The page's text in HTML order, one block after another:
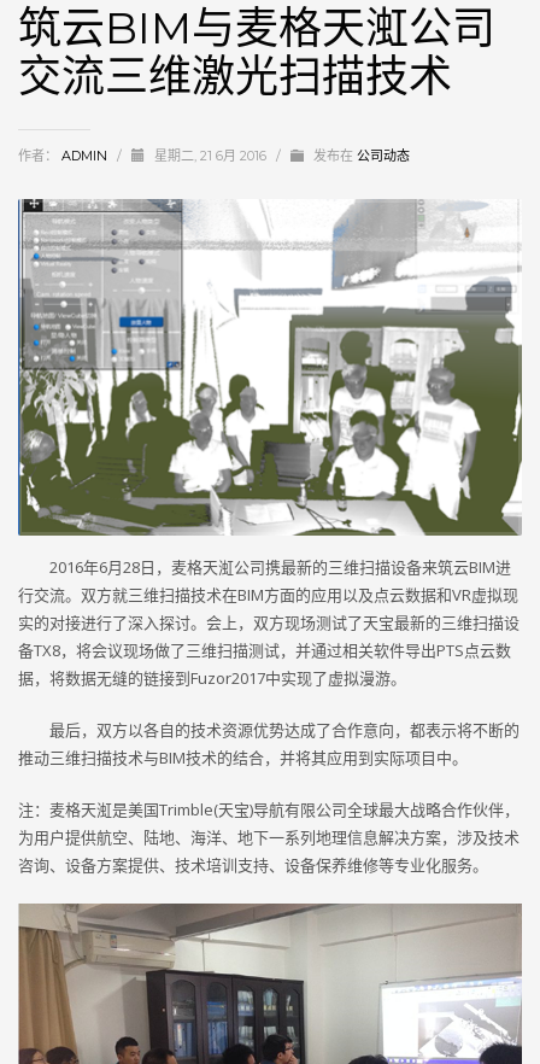
筑云BIM与麦格天渱公司
交流三维激光扫描技术
作者： ADMIN / 星期二, 21 6月 2016 / 发布在 公司动态
2016年6月28日，麦格天渱公司携最新的三维扫描设备来筑云BIM进
行交流。双方就三维扫描技术在BIM方面的应用以及点云数据和VR虚拟现
实的对接进行了深入探讨。会上，双方现场测试了天宝最新的三维扫描设
备TX8，将会议现场做了三维扫描测试，并通过相关软件导出PTS点云数
据，将数据无缝的链接到Fuzor2017中实现了虚拟漫游。
最后，双方以各自的技术资源优势达成了合作意向，都表示将不断的
推动三维扫描技术与BIM技术的结合，并将其应用到实际项目中。
注：麦格天渱是美国Trimble(天宝)导航有限公司全球最大战略合作伙伴，
为用户提供航空、陆地、海洋、地下一系列地理信息解决方案，涉及技术
咨询、设备方案提供、技术培训支持、设备保养维修等专业化服务。